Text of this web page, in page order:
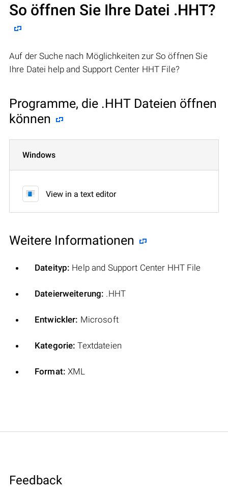
So öffnen Sie Ihre Datei .HHT?
Auf der Suche nach Möglichkeiten zur So öffnen Sie
Ihre Datei help and Support Center HHT File?
Programme, die .HHT Dateien öffnen
können
Windows
View in a text editor
Weitere Informationen
Dateityp: Help and Support Center HHT File
Dateierweiterung: .HHT
Entwickler: Microsoft
Kategorie: Textdateien
Format: XML
Feedback